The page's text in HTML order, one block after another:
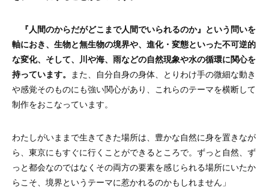
『人間のからだがどこまで人間でいられるのか』という問いを
軸におき、生物と無生物の境界や、進化・変態といった不可逆的
な変化、そして、川や海、雨などの自然現象や水の循環に関心を
持っています。 また、自分自身の身体、とりわけ手の微細な動き
や感覚そのものにも強い関心があり、これらのテーマを横断して
制作をおこなっています。
わたしがいままで生きてきた場所は、豊かな自然に身を置きなが
ら、東京にもすぐに行くことができるところで。ずっと自然、ず
っと都会なのではなくその両方の要素を感じられる場所にいたか
らこそ、境界というテーマに惹かれるのかもしれません」